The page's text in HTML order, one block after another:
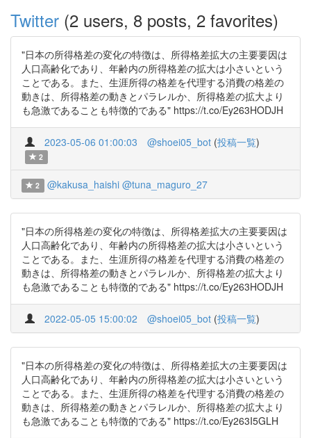
Twitter (2 users, 8 posts, 2 favorites)
"日本の所得格差の変化の特徴は、所得格差拡大の主要要因は
人口高齢化であり、年齢内の所得格差の拡大は小さいという
ことである。また、生涯所得の格差を代理する消費の格差の
動きは、所得格差の動きとパラレルか、所得格差の拡大より
も急激であることも特徴的である" https://t.co/Ey263HODJH
2023-05-06 01:00:03 @shoei05_bot (投稿一覧)
2
2 @kakusa_haishi @tuna_maguro_27
"日本の所得格差の変化の特徴は、所得格差拡大の主要要因は
人口高齢化であり、年齢内の所得格差の拡大は小さいという
ことである。また、生涯所得の格差を代理する消費の格差の
動きは、所得格差の動きとパラレルか、所得格差の拡大より
も急激であることも特徴的である" https://t.co/Ey263HODJH
2022-05-05 15:00:02 @shoei05_bot (投稿一覧)
"日本の所得格差の変化の特徴は、所得格差拡大の主要要因は
人口高齢化であり、年齢内の所得格差の拡大は小さいという
ことである。また、生涯所得の格差を代理する消費の格差の
動きは、所得格差の動きとパラレルか、所得格差の拡大より
も急激であることも特徴的である" https://t.co/Ey263I5GLH